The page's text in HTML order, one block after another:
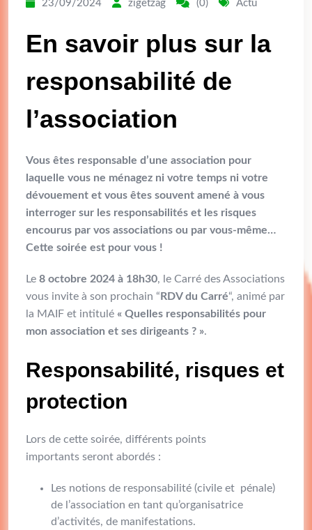
23/09/2024 zigetzag (0) Actu
En savoir plus sur la
responsabilité de
l’association
Vous êtes responsable d’une association pour
laquelle vous ne ménagez ni votre temps ni votre
dévouement et vous êtes souvent amené à vous
interroger sur les responsabilités et les risques
encourus par vos associations ou par vous-même…
Cette soirée est pour vous !
Le 8 octobre 2024 à 18h30, le Carré des Associations
vous invite à son prochain “ RDV du Carré“, animé par
la MAIF et intitulé « Quelles responsabilités pour
mon association et ses dirigeants ? ».
Responsabilité, risques et
protection
Lors de cette soirée, différents points
importants seront abordés :
Les notions de responsabilité (civile et pénale)
de l’association en tant qu’organisatrice
d’activités, de manifestations.